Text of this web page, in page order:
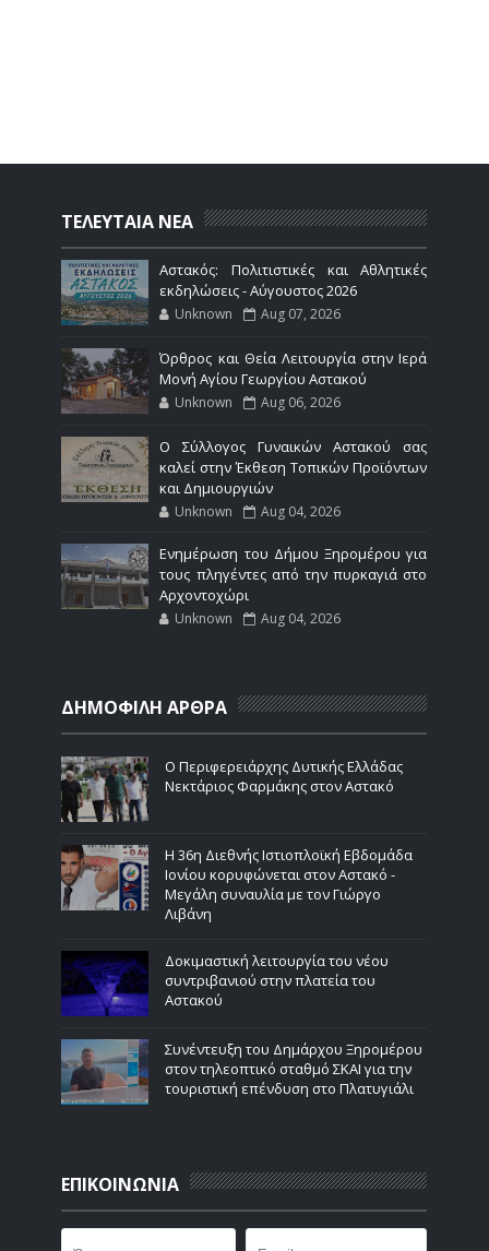
ΤΕΛΕΥΤΑΙΑ ΝΕΑ
Αστακός: Πολιτιστικές και Αθλητικές
εκδηλώσεις - Αύγουστος 2026
Unknown Aug 07, 2026
Όρθρος και Θεία Λειτουργία στην Ιερά
Μονή Αγίου Γεωργίου Αστακού
Unknown Aug 06, 2026
Ο Σύλλογος Γυναικών Αστακού σας
καλεί στην Έκθεση Τοπικών Προϊόντων
και Δημιουργιών
Unknown Aug 04, 2026
Ενημέρωση του Δήμου Ξηρομέρου για
τους πληγέντες από την πυρκαγιά στο
Αρχοντοχώρι
Unknown Aug 04, 2026
ΔΗΜΟΦΙΛΗ ΑΡΘΡΑ
Ο Περιφερειάρχης Δυτικής Ελλάδας
Νεκτάριος Φαρμάκης στον Αστακό
Η 36η Διεθνής Ιστιοπλοϊκή Εβδομάδα
Ιονίου κορυφώνεται στον Αστακό -
Μεγάλη συναυλία με τον Γιώργο
Λιβάνη
Δοκιμαστική λειτουργία του νέου
συντριβανιού στην πλατεία του
Αστακού
Συνέντευξη του Δημάρχου Ξηρομέρου
στον τηλεοπτικό σταθμό ΣΚΑΙ για την
τουριστική επένδυση στο Πλατυγιάλι
ΕΠΙΚΟΙΝΩΝΙΑ